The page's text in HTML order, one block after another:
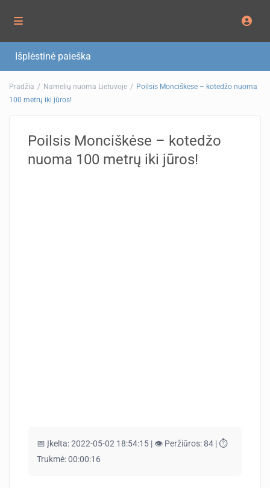
Išplėstinė paieška
Pradžia Namelių nuoma Lietuvoje
Poilsis Monciškėse – kotedžo nuoma
100 metrų iki jūros!
Poilsis Monciškėse – kotedžo
nuoma 100 metrų iki jūros!
📅 Įkelta:2022-05-02 18:54:15 | 👁️ Peržiūros:84 | ⏱️
Trukmė:00:00:16